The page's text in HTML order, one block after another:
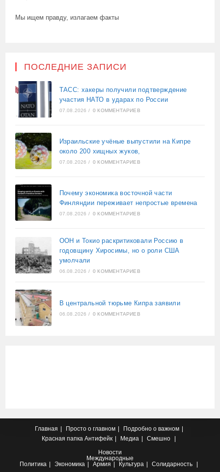
Мы ищем правду, излагаем факты
ПОСЛЕДНИЕ ЗАПИСИ
ТАСС: хакеры получили подтверждение
участия НАТО в ударах по России
07.08.2026 / 0 КОММЕНТАРИЕВ
Израильские учёные выпустили на Кипре
около 200 хищных жуков,
07.08.2026 / 0 КОММЕНТАРИЕВ
Почему экономика восточной части
Финляндии переживает непростые времена
07.08.2026 / 0 КОММЕНТАРИЕВ
ООН и Токио раскритиковали Россию в
годовщину Хиросимы, но о роли США
умолчали
06.08.2026 / 0 КОММЕНТАРИЕВ
В центральной тюрьме Кипра заявили
06.08.2026 / 0 КОММЕНТАРИЕВ
Главная Просто о главном
Подробно о важном
Красная папка Антифейк Медиа
Смешно
Новости
Международные
Политика
Экономика Армия Культура Солидарность